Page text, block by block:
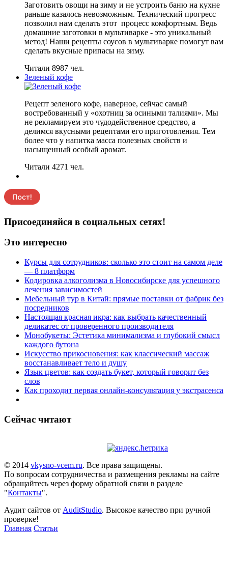
Заготовить овощи на зиму и не устроить баню на кухне
раньше казалось невозможным. Технический прогресс
позволил нам сделать этот процесс комфортным. Ведь
домашние заготовки в мультиварке - это уникальный
метод! Наши рецепты соусов в мультиварке помогут вам
сделать вкусные припасы на зиму.
Читали 8987 чел.
Зеленый кофе
Рецепт зеленого кофе, наверное, сейчас самый
востребованный у «охотниц за осиными талиями». Мы
не рекламируем это чудодейственное средство, а
делимся вкусными рецептами его приготовления. Тем
более что у напитка масса полезных свойств и
насыщенный особый аромат.
Читали 4271 чел.
Присоединяйся в социальных сетях!
Это интересно
Курсы для сотрудников: сколько это стоит на самом деле
— 8 платформ
Кодировка алкоголизма в Новосибирске для успешного
лечения зависимостей
Мебельный тур в Китай: прямые поставки от фабрик без
посредников
Настоящая красная икра: как выбрать качественный
деликатес от проверенного производителя
Монобукеты: Эстетика минимализма и глубокий смысл
каждого бутона
Искусство прикосновения: как классический массаж
восстанавливает тело и душу
Язык цветов: как создать букет, который говорит без
слов
Как проходит первая онлайн-консультация у экстрасенса
Сейчас читают
© 2014 vkysno-vcem.ru. Все права защищены.
По вопросам сотрудничества и размещения рекламы на сайте
обращайтесь через форму обратной связи в разделе
"Контакты".
Аудит сайтов от AuditStudio. Высокое качество при ручной
проверке!
Главная Статьи